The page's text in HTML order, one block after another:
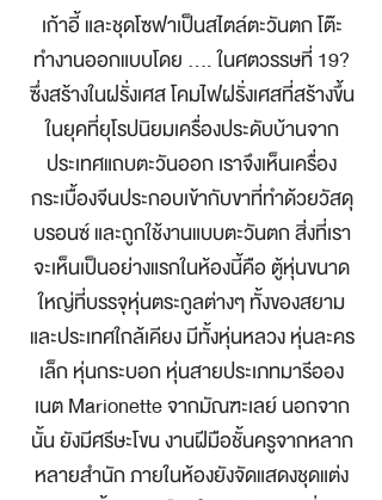
เก้าอี้ และชุดโซฟาเป็นสไตล์ตะวันตก โต๊ะ
ทำงานออกแบบโดย …. ในศตวรรษที่ 19?
ซึ่งสร้างในฝรั่งเศส โคมไฟฝรั่งเศสที่สร้างขึ้น
ในยุคที่ยุโรปนิยมเครื่องประดับบ้านจาก
ประเทศแถบตะวันออก เราจึงเห็นเครื่อง
กระเบื้องจีนประกอบเข้ากับขาที่ทำด้วยวัสดุ
บรอนซ์ และถูกใช้งานแบบตะวันตก สิ่งที่เรา
จะเห็นเป็นอย่างแรกในห้องนี้คือ ตู้หุ่นขนาด
ใหญ่ที่บรรจุหุ่นตระกูลต่างๆ ทั้งของสยาม
และประเทศใกล้เคียง มีทั้งหุ่นหลวง หุ่นละคร
เล็ก หุ่นกระบอก หุ่นสายประเภทมารีออง
เนต Marionette จากมัณฑะเลย์ นอกจาก
นั้น ยังมีศรีษะโขน งานฝีมือชั้นครูจากหลาก
หลายสำนัก ภายในห้องยังจัดแสดงชุดแต่ง